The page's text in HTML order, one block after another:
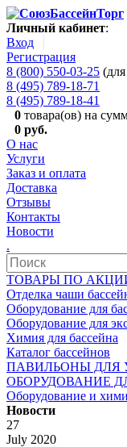
Личный кабинет:
Вход
Регистрация
8 (800) 550-03-25
8 (495) 789-18-71
8 (495) 789-18-41
0 товара(ов) на
0 руб.
О нас
Услуги
Заказ и оплата
Доставка
Отзывы
Контакты
Новости
.
ТОВАРЫ ПО
Отделка чаши
Оборудование для
Оборудование для
Химия для бассейна
Каталог бассейнов
ПАВИЛЬОНЫ ДЛЯ
ОБОРУДОВАНИЕ
Оборудование и
Новости
27
July 2020